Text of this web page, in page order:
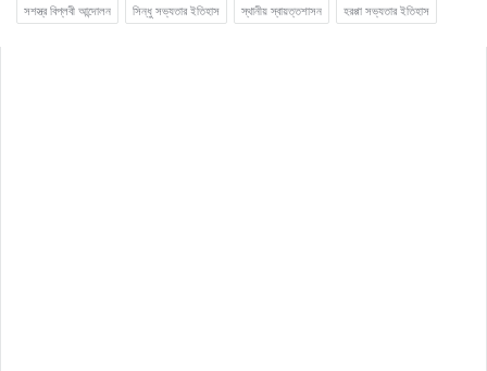
সশস্ত্র বিপ্লবী আন্দোলন
সিন্ধু সভ্যতার ইতিহাস স্থানীয় স্বায়ত্তশাসন হরপ্পা সভ্যতার ইতিহাস